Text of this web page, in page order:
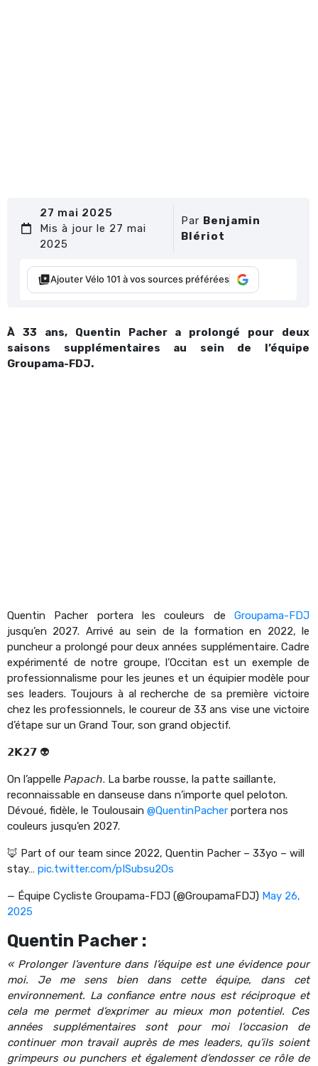
27 mai 2025
Mis à jour le 27 mai
2025
Par Benjamin
Blériot
Ajouter Vélo 101 à vos sources préférées
À 33 ans, Quentin Pacher a prolongé pour deux
saisons supplémentaires au sein de l’équipe
Groupama-FDJ.
Quentin Pacher portera les couleurs de Groupama-FDJ
jusqu’en 2027. Arrivé au sein de la formation en 2022, le
puncheur a prolongé pour deux années supplémentaire. Cadre
expérimenté de notre groupe, l’Occitan est un exemple de
professionnalisme pour les jeunes et un équipier modèle pour
ses leaders. Toujours à al recherche de sa première victoire
chez les professionnels, le coureur de 33 ans vise une victoire
d’étape sur un Grand Tour, son grand objectif.
𝟮𝗞𝟮𝟳 👽
On l’appelle 𝘗𝘢𝘱𝘢𝘤𝘩. La barbe rousse, la patte saillante,
reconnaissable en danseuse dans n’importe quel peloton.
Dévoué, fidèle, le Toulousain @QuentinPacher portera nos
couleurs jusqu’en 2027.
🦊 Part of our team since 2022, Quentin Pacher – 33yo – will
stay… pic.twitter.com/pISubsu2Os
— Équipe Cycliste Groupama-FDJ (@GroupamaFDJ) May 26,
2025
Quentin Pacher :
« Prolonger l’aventure dans l’équipe est une évidence pour
moi. Je me sens bien dans cette équipe, dans cet
environnement. La confiance entre nous est réciproque et
cela me permet d’exprimer au mieux mon potentiel. Ces
années supplémentaires sont pour moi l’occasion de
continuer mon travail auprès de mes leaders, qu’ils soient
grimpeurs ou punchers et également d’endosser ce rôle de